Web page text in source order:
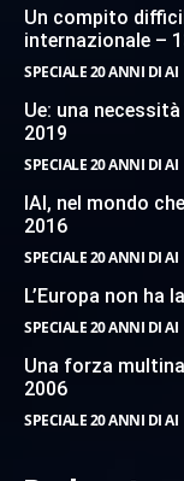
Un compito
internazionale –
SPECIALE 20 ANNI DI AI
Ue: una
2019
SPECIALE 20 ANNI DI AI
IAI, nel mondo
2016
SPECIALE 20 ANNI DI AI
L’Europa non ha
SPECIALE 20 ANNI DI AI
Una forza
2006
SPECIALE 20 ANNI DI AI